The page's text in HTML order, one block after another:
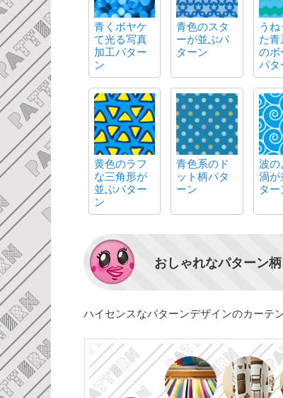
青くボヤケ
て光る写真
加工パター
ン
青色のスタ
ーが並ぶパ
ターン
う
た
のボ
パタ
黄色のラフ
な三角形が
並ぶパター
ン
青色系のド
ット柄パタ
ーン
波の
渦
ター
おしゃれなパターン
ハイセンスなパターンデザインのカーテ